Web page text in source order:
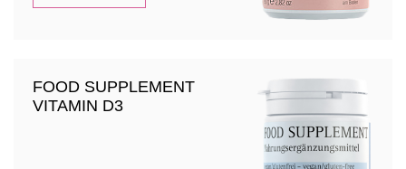
FOOD SUPPLEMENT
VITAMIN D3